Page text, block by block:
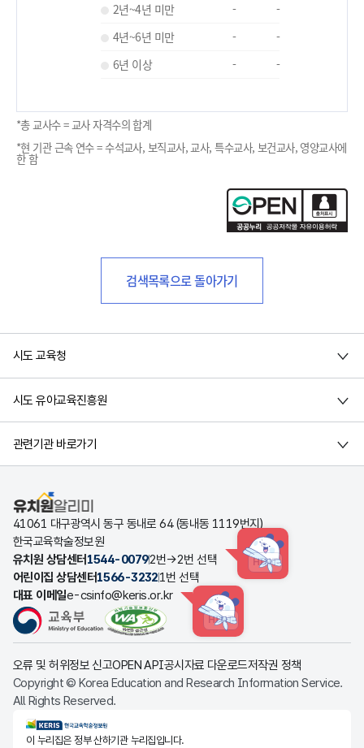
2년~4년 미만
-
-
4년~6년 미만
-
-
6년 이상
- -
*총 교사수 = 교사 자격수의 합계
*현 기관 근속 연수 = 수석교사, 보직교사, 교사, 특수교사, 보건교사, 영양교사에
한 함
검색목록으로 돌아가기
시도 교육청
시도 유아교육진흥원
관련기관 바로가기
유치원알리미
41061 대구광역시 동구 동내로 64 (동내동 1119번지)
한국교육학술정보원
유치원 상담센터 1544-00792번→2번 선택 HINT
어린이집 상담센터1566-32321번 선택
대표 이메일e-csinfo@keris.or.kr
HINT
오류 및 허위정보 신고OPEN API공시자료 다운로드저작권 정책
Copyright © Korea Education and Research Information Service.
All Rights Reserved.
KERIS한국교육학술정보원
이 누리집은 정부 산하기관 누리집입니다.